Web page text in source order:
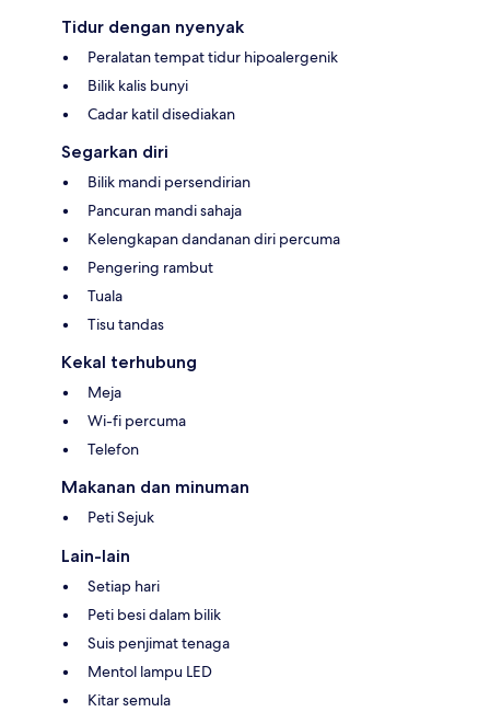
Tidur dengan nyenyak
Peralatan tempat tidur hipoalergenik
Bilik kalis bunyi
Cadar katil disediakan
Segarkan diri
Bilik mandi persendirian
Pancuran mandi sahaja
Kelengkapan dandanan diri percuma
Pengering rambut
Tuala
Tisu tandas
Kekal terhubung
Meja
Wi-fi percuma
Telefon
Makanan dan minuman
Peti Sejuk
Lain-lain
Setiap hari
Peti besi dalam bilik
Suis penjimat tenaga
Mentol lampu LED
Kitar semula